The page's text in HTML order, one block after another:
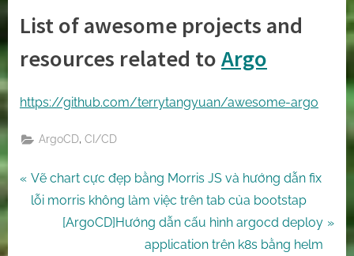
List of awesome projects and
resources related toArgo
https://github.com/terrytangyuan/awesome-argo
ArgoCD,CI/CD
Post
navigation
P
r
Vẽ chart cực đẹp bằng Morris JS và hướng dẫn fix
lỗi morris không làm việc trên tab của bootstap
N
[ArgoCD]Hướng dẫn cấu hình argocd deploy
application trên k8s bằng helm